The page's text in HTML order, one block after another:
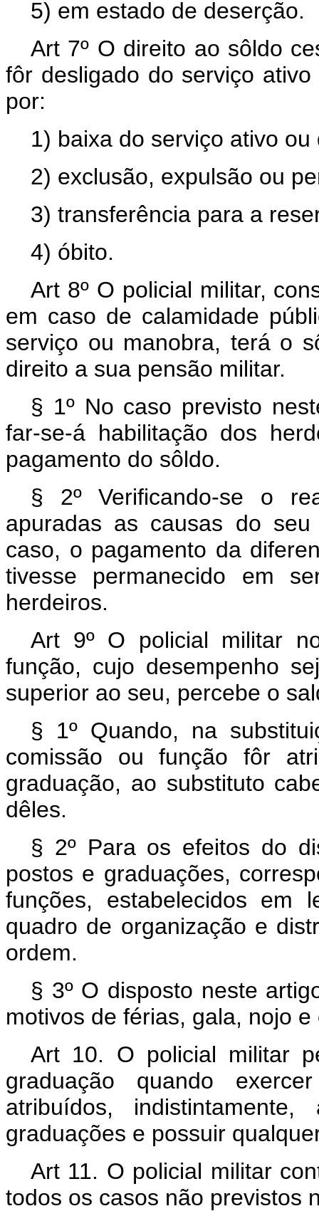
5) em estado de deserção.
Art 7º O direito ao sôldo
fôr desligado do serviço
por:
1) baixa do serviço ativo
2) exclusão, expulsão ou
3) transferência para a
4) óbito.
Art 8º O policial militar,
em caso de calamidade
serviço ou manobra, terá o
direito a sua pensão militar.
§ 1º No caso previsto
far-se-á habilitação dos
pagamento do sôldo.
§ 2º Verificando-se o
apuradas as causas do
caso, o pagamento da
tivesse permanecido em
herdeiros.
Art 9º O policial militar
função, cujo desempenho
superior ao seu, percebe o
§ 1º Quando, na
comissão ou função fôr
graduação, ao substituto
dêles.
§ 2º Para os efeitos do
postos e graduações,
funções, estabelecidos em
quadro de organização e
ordem.
§ 3º O disposto neste
motivos de férias, gala, nojo
Art 10. O policial militar
graduação quando
atribuídos,
graduações e possuir
Art 11. O policial militar
todos os casos não previstos